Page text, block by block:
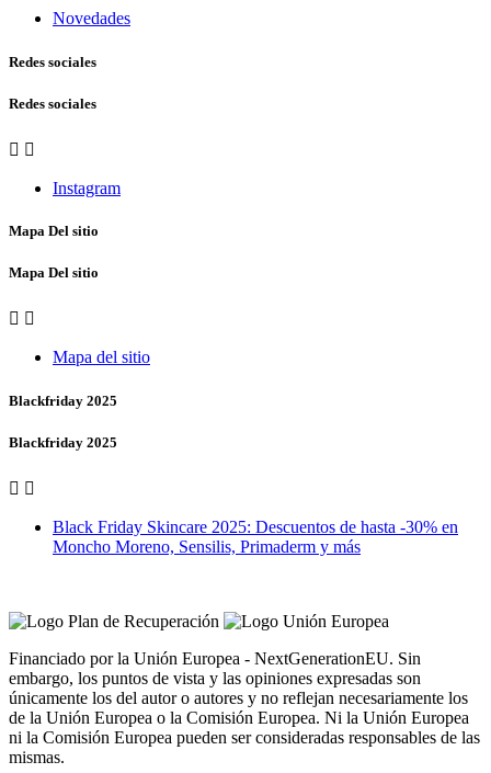
Novedades
Redes sociales
Redes sociales
 
Instagram
Mapa Del sitio
Mapa Del sitio
 
Mapa del sitio
Blackfriday 2025
Blackfriday 2025
 
Black Friday Skincare 2025: Descuentos de hasta -30% en
Moncho Moreno, Sensilis, Primaderm y más
Financiado por la Unión Europea - NextGenerationEU. Sin
embargo, los puntos de vista y las opiniones expresadas son
únicamente los del autor o autores y no reflejan necesariamente los
de la Unión Europea o la Comisión Europea. Ni la Unión Europea
ni la Comisión Europea pueden ser consideradas responsables de las
mismas.